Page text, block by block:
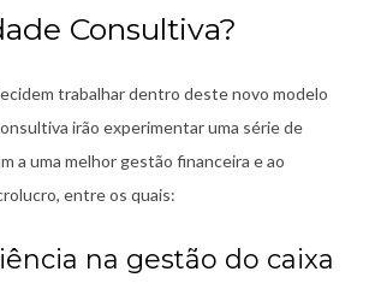
Consultiva?
trabalhar dentro deste novo modelo
irão experimentar uma série de
a uma melhor gestão financeira e ao
entre os quais:
na gestão do caixa